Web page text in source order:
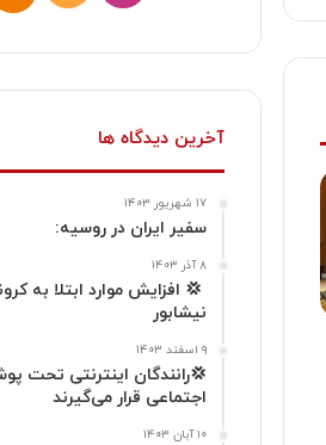
س
ت
ا
م
ک
آخرین دیدگاه ها
۱۷ شهریور ۱۴۰۳
سفیر ایران در روسیه:
۸ آذر ۱۴۰۳
💢 افزایش موارد ابتلا به
نیشابور
۹ اسفند ۱۴۰۳
💢رانندگان اینترنتی تحت
اجتماعی قرار می‌گیرند
۱۰ آبان ۱۴۰۳